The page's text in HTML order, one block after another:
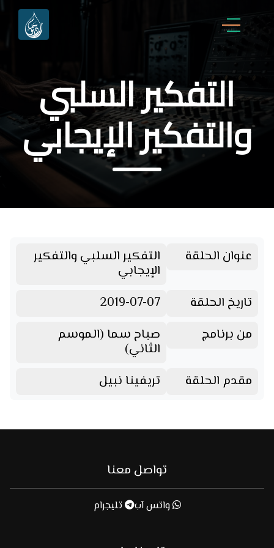
التفكير السلبي
والتفكير الإيجابي
عنوان الحلقة التفكير السلبي والتفكير
الإيجابي
تاريخ الحلقة
2019-07-07
من برنامج
صباح سما (الموسم
الثاني)
مقدم الحلقة
تريفينا نبيل
تواصل معنا
واتس آب تليجرام